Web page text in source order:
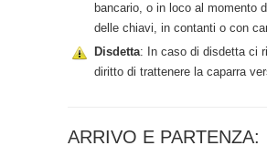
bancario, o in loco al momento
delle chiavi, in contanti o con
Disdetta: In caso di disdetta ci
diritto di trattenere la caparra
ARRIVO E PARTENZA: